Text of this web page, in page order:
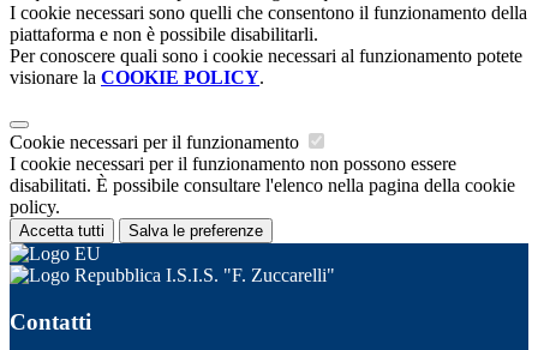
I cookie necessari sono quelli che consentono il funzionamento della
piattaforma e non è possibile disabilitarli.
Per conoscere quali sono i cookie necessari al funzionamento potete
visionare la COOKIE POLICY.
Cookie necessari per il funzionamento
I cookie necessari per il funzionamento non possono essere
disabilitati. È possibile consultare l'elenco nella pagina della cookie
policy.
Accetta tutti Salva le preferenze
I.S.I.S. "F. Zuccarelli"
Contatti